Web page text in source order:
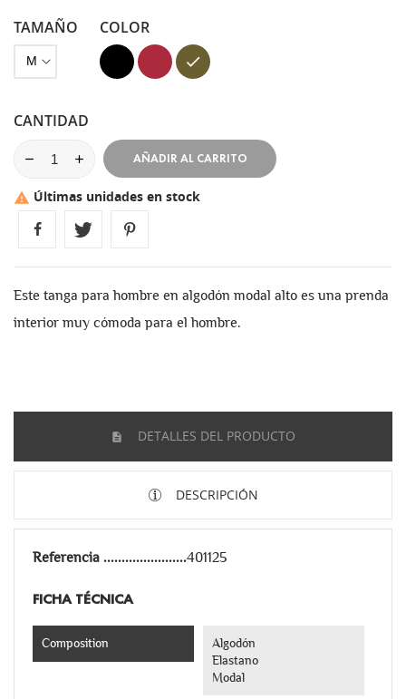
TAMAÑO COLOR
Negro GranateVerde
Kaki
CANTIDAD
AÑADIR AL CARRITO
 Últimas unidades en stock
Este tanga para hombre en algodón modal alto es una prenda
interior muy cómoda para el hombre.
DETALLES DEL PRODUCTO
DESCRIPCIÓN
Referencia 401125
FICHA TÉCNICA
Composition
Algodón
Elastano
Modal